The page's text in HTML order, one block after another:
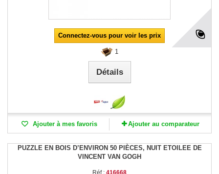
Connectez-vous pour voir les prix
1
Détails
Ajouter à mes favoris Ajouter au comparateur
PUZZLE EN BOIS D’ENVIRON 50 PIÈCES, NUIT ETOILEE DE
VINCENT VAN GOGH